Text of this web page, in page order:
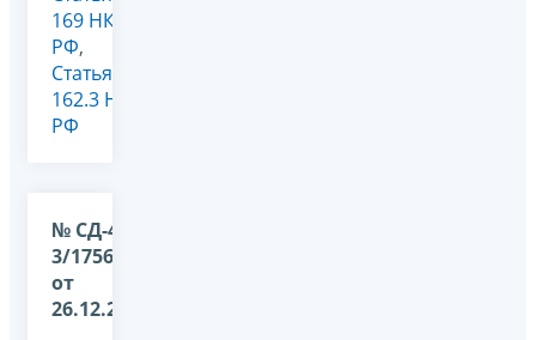
169 НК
РФ,
Статья
162.3 НК
РФ
№ СД-4-
3/17565@
от
26.12.2022